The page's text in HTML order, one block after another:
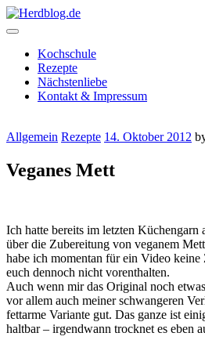
Skip
to
Herdblog.de
Kochschule
Rezepte
Nächstenliebe
Kontakt & Impressum
Allgemein Rezepte 14. Oktober 2012
Veganes Mett
Ich hatte bereits im letzten Küchengarn
über die Zubereitung von veganem
habe ich momentan für ein Video keine
euch dennoch nicht vorenthalten.
Auch wenn mir das Original noch
vor allem auch meiner schwangeren
fettarme Variante gut. Das ganze ist
haltbar – irgendwann trocknet es eben